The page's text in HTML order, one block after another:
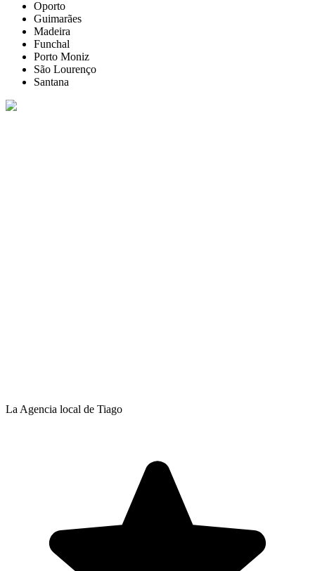
Oporto
Guimarães
Madeira
Funchal
Porto Moniz
São Lourenço
Santana
La Agencia local de Tiago